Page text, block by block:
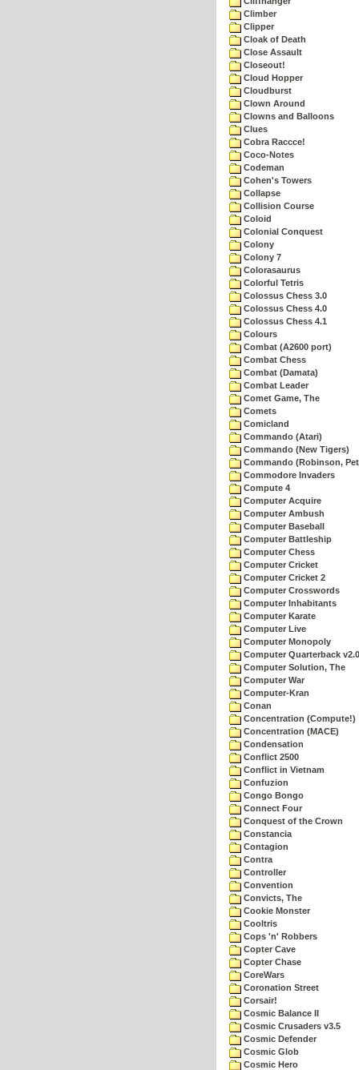
Climber
Clipper
Cloak of Death
Close Assault
Closeout!
Cloud Hopper
Cloudburst
Clown Around
Clowns and Balloons
Clues
Cobra Raccce!
Coco-Notes
Codeman
Cohen's Towers
Collapse
Collision Course
Coloid
Colonial Conquest
Colony
Colony 7
Colorasaurus
Colorful Tetris
Colossus Chess 3.0
Colossus Chess 4.0
Colossus Chess 4.1
Colours
Combat (A2600 port)
Combat Chess
Combat (Damata)
Combat Leader
Comet Game, The
Comets
Comicland
Commando (Atari)
Commando (New Tigers)
Commando (Robinson,
Commodore Invaders
Compute 4
Computer Acquire
Computer Ambush
Computer Baseball
Computer Battleship
Computer Chess
Computer Cricket
Computer Cricket 2
Computer Crosswords
Computer Inhabitants
Computer Karate
Computer Live
Computer Monopoly
Computer Quarterback v2.0
Computer Solution, The
Computer War
Computer-Kran
Conan
Concentration (Compute!)
Concentration (MACE)
Condensation
Conflict 2500
Conflict in Vietnam
Confuzion
Congo Bongo
Connect Four
Conquest of the Crown
Constancia
Contagion
Contra
Controller
Convention
Convicts, The
Cookie Monster
Cooltris
Cops 'n' Robbers
Copter Cave
Copter Chase
CoreWars
Coronation Street
Corsair!
Cosmic Balance II
Cosmic Crusaders v3.5
Cosmic Defender
Cosmic Glob
Cosmic Hero